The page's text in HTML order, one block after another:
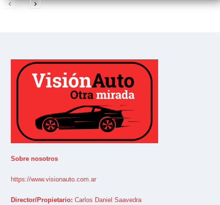
Sobre nosotros
https://www.visionauto.com.ar
Director/Propietario: Carlos Daniel Saavedra